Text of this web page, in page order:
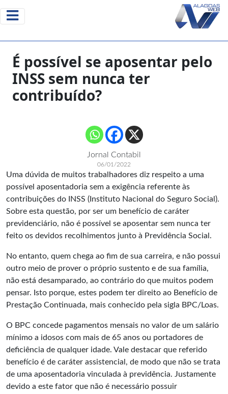
É possível se aposentar pelo
INSS sem nunca ter
contribuído?
Jornal Contabil
06/01/2022
Uma dúvida de muitos trabalhadores diz respeito a uma
possível aposentadoria sem a exigência referente às
contribuições do INSS (Instituto Nacional do Seguro Social).
Sobre esta questão, por ser um benefício de caráter
previdenciário, não é possível se aposentar sem nunca ter
feito os devidos recolhimentos junto à Previdência Social.
No entanto, quem chega ao fim de sua carreira, e não possui
outro meio de prover o próprio sustento e de sua família,
não está desamparado, ao contrário do que muitos podem
pensar. Isto porque, estes podem ter direito ao Benefício de
Prestação Continuada, mais conhecido pela sigla BPC/Loas.
O BPC concede pagamentos mensais no valor de um salário
mínimo a idosos com mais de 65 anos ou portadores de
deficiência de qualquer idade. Vale destacar que referido
benefício é de caráter assistencial, de modo que não se trata
de uma aposentadoria vinculada à previdência. Justamente
devido a este fator que não é necessário possuir